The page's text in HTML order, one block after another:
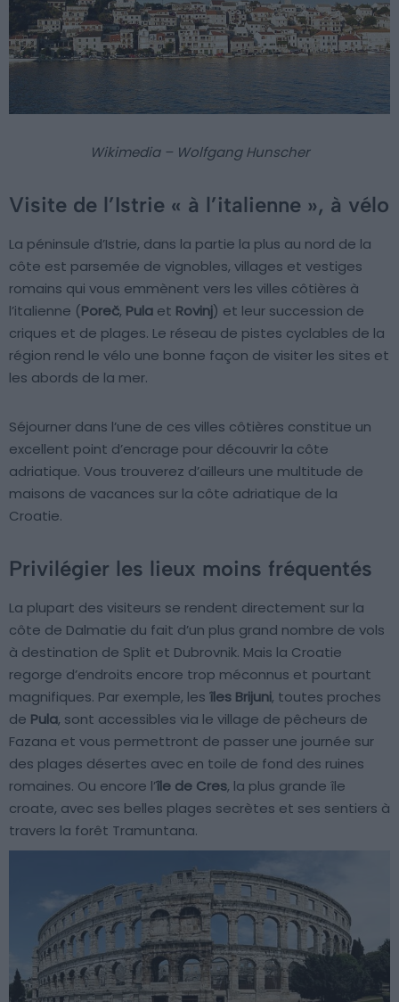
Wikimedia – Wolfgang Hunscher
Visite de l’Istrie « à l’italienne », à vélo
La péninsule d’Istrie, dans la partie la plus au nord de la
côte est parsemée de vignobles, villages et vestiges
romains qui vous emmènent vers les villes côtières à
l’italienne (Poreč, Pula et Rovinj) et leur succession de
criques et de plages. Le réseau de pistes cyclables de la
région rend le vélo une bonne façon de visiter les sites et
les abords de la mer.
Séjourner dans l’une de ces villes côtières constitue un
excellent point d’encrage pour découvrir la côte
adriatique. Vous trouverez d’ailleurs une multitude de
maisons de vacances sur la côte adriatique de la
Croatie.
Privilégier les lieux moins fréquentés
La plupart des visiteurs se rendent directement sur la
côte de Dalmatie du fait d’un plus grand nombre de vols
à destination de Split et Dubrovnik. Mais la Croatie
regorge d’endroits encore trop méconnus et pourtant
magnifiques. Par exemple, les îles Brijuni, toutes proches
de Pula, sont accessibles via le village de pêcheurs de
Fazana et vous permettront de passer une journée sur
des plages désertes avec en toile de fond des ruines
romaines. Ou encore l’île de Cres, la plus grande île
croate, avec ses belles plages secrètes et ses sentiers à
travers la forêt Tramuntana.